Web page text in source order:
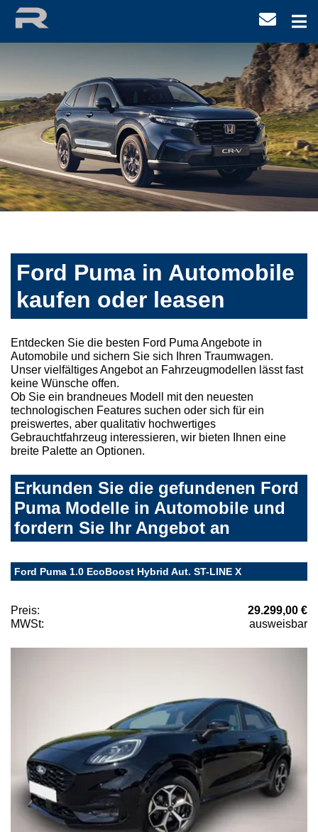
Ford Puma in Automobile
kaufen oder leasen
Entdecken Sie die besten Ford Puma Angebote in
Automobile und sichern Sie sich Ihren Traumwagen.
Unser vielfältiges Angebot an Fahrzeugmodellen lässt fast
keine Wünsche offen.
Ob Sie ein brandneues Modell mit den neuesten
technologischen Features suchen oder sich für ein
preiswertes, aber qualitativ hochwertiges
Gebrauchtfahrzeug interessieren, wir bieten Ihnen eine
breite Palette an Optionen.
Erkunden Sie die gefundenen Ford
Puma Modelle in Automobile und
fordern Sie Ihr Angebot an
Ford Puma 1.0 EcoBoost Hybrid Aut. ST-LINE X
Preis:
29.299,00 €
MWSt:
ausweisbar